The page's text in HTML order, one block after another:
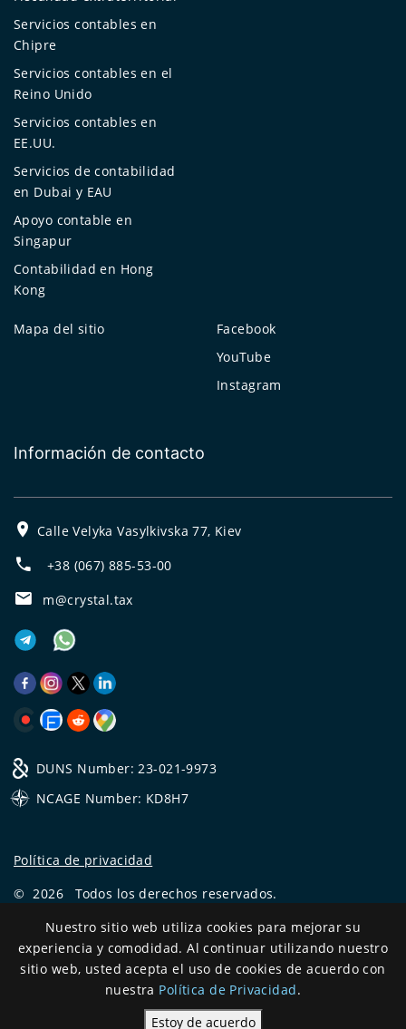
Servicios contables en
Chipre
Servicios contables en el
Reino Unido
Servicios contables en
EE.UU.
Servicios de contabilidad
en Dubai y EAU
Apoyo contable en
Singapur
Contabilidad en Hong
Kong
Mapa del sitio
Facebook
YouTube
Instagram
Información de contacto
Calle Velyka Vasylkivska 77, Kiev
+38 (067) 885-53-00
m@crystal.tax
DUNS Number: 23-021-9973
NCAGE Number: KD8H7
Política de privacidad
© 2026
Todos los derechos reservados.
CRYSTAL.TAX—EXPERTO OFFSHORE №❶
Development
and support
Nuestro sitio web utiliza cookies para mejorar su
experiencia y comodidad. Al continuar utilizando nuestro
sitio web, usted acepta el uso de cookies de acuerdo con
nuestra Política de Privacidad.
Estoy de acuerdo